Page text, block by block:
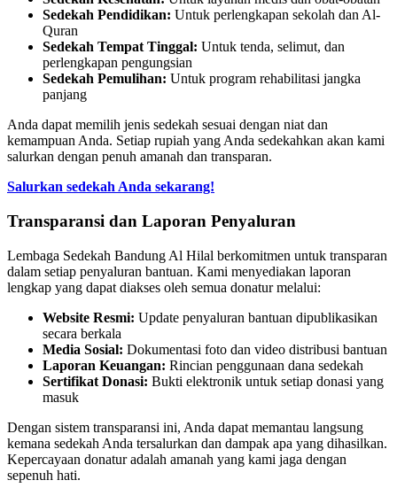
Sedekah Pendidikan: Untuk perlengkapan sekolah dan Al-
Quran
Sedekah Tempat Tinggal: Untuk tenda, selimut, dan
perlengkapan pengungsian
Sedekah Pemulihan: Untuk program rehabilitasi jangka
panjang
Anda dapat memilih jenis sedekah sesuai dengan niat dan
kemampuan Anda. Setiap rupiah yang Anda sedekahkan akan kami
salurkan dengan penuh amanah dan transparan.
Salurkan sedekah Anda sekarang!
Transparansi dan Laporan Penyaluran
Lembaga Sedekah Bandung Al Hilal berkomitmen untuk transparan
dalam setiap penyaluran bantuan. Kami menyediakan laporan
lengkap yang dapat diakses oleh semua donatur melalui:
Website Resmi: Update penyaluran bantuan dipublikasikan
secara berkala
Media Sosial: Dokumentasi foto dan video distribusi bantuan
Laporan Keuangan: Rincian penggunaan dana sedekah
Sertifikat Donasi: Bukti elektronik untuk setiap donasi yang
masuk
Dengan sistem transparansi ini, Anda dapat memantau langsung
kemana sedekah Anda tersalurkan dan dampak apa yang dihasilkan.
Kepercayaan donatur adalah amanah yang kami jaga dengan
sepenuh hati.